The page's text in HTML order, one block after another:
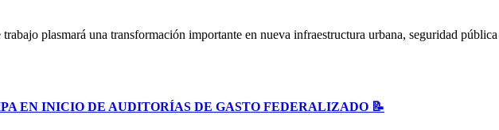
plasmará una transformación importante en nueva infraestructura urbana, seguridad
EN INICIO DE AUDITORÍAS DE GASTO FEDERALIZADO 📝